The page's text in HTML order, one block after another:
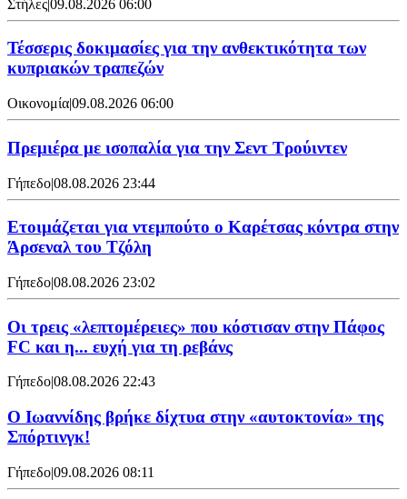
Στήλες|09.08.2026 06:00
Τέσσερις δοκιμασίες για την ανθεκτικότητα των
κυπριακών τραπεζών
Οικονομία|09.08.2026 06:00
Πρεμιέρα με ισοπαλία για την Σεντ Τρούιντεν
Γήπεδο|08.08.2026 23:44
Ετοιμάζεται για ντεμπούτο ο Καρέτσας κόντρα στην
Άρσεναλ του Τζόλη
Γήπεδο|08.08.2026 23:02
Οι τρεις «λεπτομέρειες» που κόστισαν στην Πάφος
FC και η... ευχή για τη ρεβάνς
Γήπεδο|08.08.2026 22:43
Ο Ιωαννίδης βρήκε δίχτυα στην «αυτοκτονία» της
Σπόρτινγκ!
Γήπεδο|09.08.2026 08:11